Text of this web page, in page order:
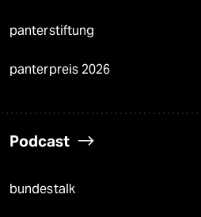
panterstiftung
panterpreis 2026
Podcast
bundestalk